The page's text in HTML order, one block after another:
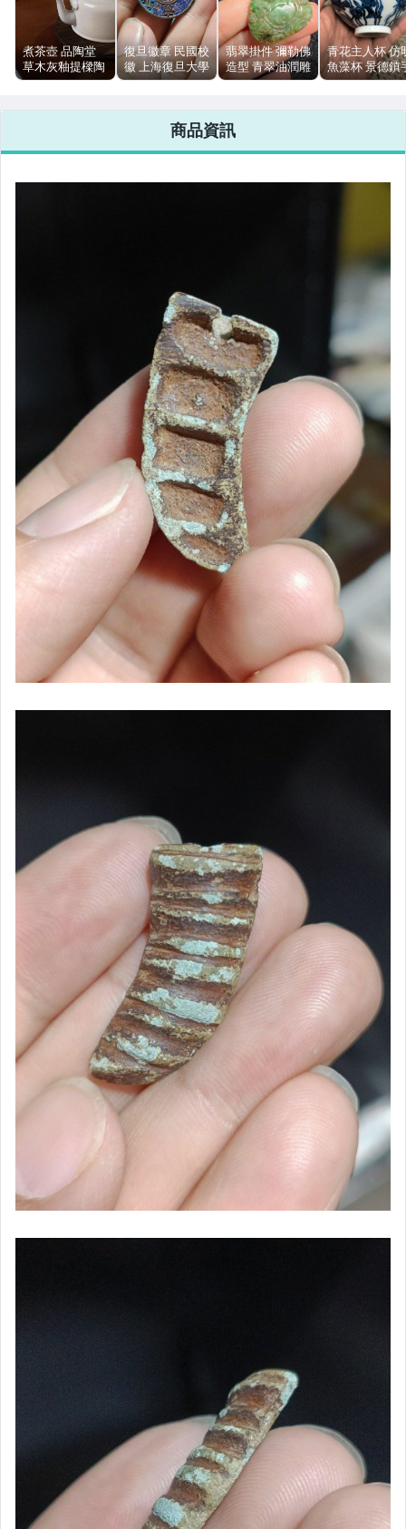
手錶與飾品配件
女包精品與女鞋
煮茶壺 品陶堂
草木灰釉提樑陶
壺 明火電陶爐可
復旦徽章 民國校
徽 上海復旦大學
和平建國銅質烤
翡翠掛件 彌勒佛
造型 青翠油潤雕
工細緻
青花主人杯 仿
魚藻杯 景德鎮
繪陶瓷 90ml 內
商品資訊